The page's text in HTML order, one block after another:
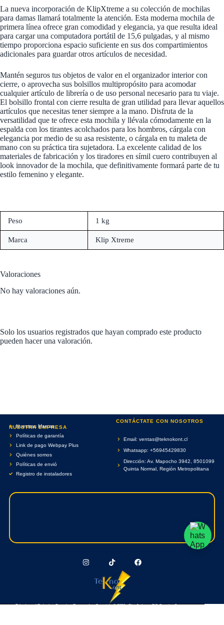
La nueva incorporación de KlipXtreme a su colección de mochilas
para damas llamará totalmente la atención. Esta moderna mochila de
primera línea ofrece gran comodidad y elegancia, ya que resulta ideal
para cargar una computadora portátil de 15,6 pulgadas, y al mismo
tiempo proporciona espacio suficiente en sus dos compartimientos
adicionales para guardar otros artículos de necesidad.
Mantén seguros tus objetos de valor en el organizador interior con
cierre, o aprovecha sus bolsillos multipropósito para acomodar
cualquier artículo de librería o de uso personal necesario para tu viaje.
El bolsillo frontal con cierre resulta de gran utilidad para llevar aquellos
artículos que necesitas tener siempre a la mano. Disfruta de la
versatilidad que te ofrece esta mochila y llévala cómodamente en la
espalda con los tirantes acolchados para los hombros, cárgala con
elegancia por medio de su asa resistente, o cárgala en tu maleta de
mano con su práctica tira sujetadora. La excelente calidad de los
materiales de fabricación y los tiradores en símil cuero contribuyen al
look innovador de la mochila, que definitivamente formará parte de tu
estilo femenino y elegante.
Peso 1 kg
Marca Klip Xtreme
Valoraciones
No hay valoraciones aún.
Solo los usuarios registrados que hayan comprado este producto
pueden hacer una valoración.
NUESTRA EMPRESA
Nuestras Marcas
Políticas de garantía
Link de pago Webpay Plus
Quiénes somos
Políticas de envió
Registro de instaladores
CONTÁCTATE CON NOSOTROS
Email: ventas@teknokont.cl
Whatsapp: +56945429830
Dirección: Av. Mapocho 3942, 8501099
Quinta Normal, Región Metropolitana
Teknokont.cl Todos Los Derechos Reservados. Copyright © 2026 - Diseñado por RC Creative Systems